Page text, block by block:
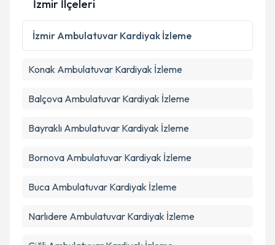
Kişisel verilerimin işlenmesine ilişkinAydınlatma
Metni
'ni okudum ve kişisel verilerimin belirtilen
kapsamda işlenmesini kabul ediyorum.
İzmir İlçeleri
İzmir Ambulatuvar Kardiyak İzleme
Konak Ambulatuvar Kardiyak İzleme
Balçova Ambulatuvar Kardiyak İzleme
Bayraklı Ambulatuvar Kardiyak İzleme
Bornova Ambulatuvar Kardiyak İzleme
Buca Ambulatuvar Kardiyak İzleme
Narlıdere Ambulatuvar Kardiyak İzleme